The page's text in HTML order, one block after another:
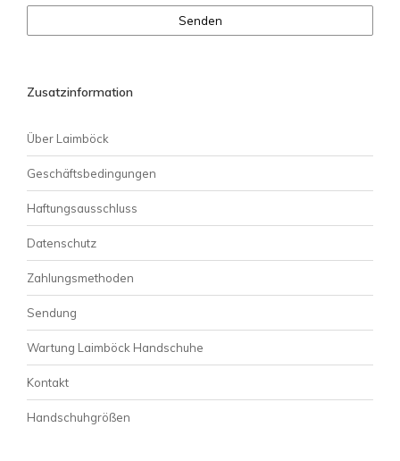
Senden
Zusatzinformation
Über Laimböck
Geschäftsbedingungen
Haftungsausschluss
Datenschutz
Zahlungsmethoden
Sendung
Wartung Laimböck Handschuhe
Kontakt
Handschuhgrößen